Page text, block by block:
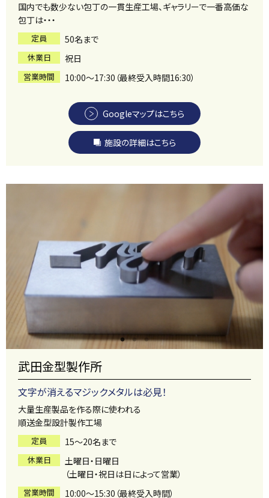
国内でも数少ない包丁の一貫生産工場、ギャラリーで一番高価な
包丁は・・・
定員 50名まで
休業日 祝日
営業時間 10:00～17:30（最終受入時間16:30）
Googleマップはこちら
施設の詳細はこちら
武田金型製作所
文字が消えるマジックメタルは必見！
大量生産製品を作る際に使われる
順送金型設計製作工場
定員 15～20名まで
休業日
土曜日・日曜日
（土曜日・祝日は日によって営業）
営業時間 10:00～15:30（最終受入時間）